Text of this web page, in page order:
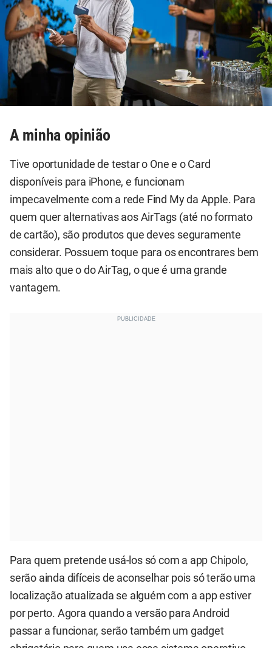
A minha opinião
Tive oportunidade de testar o One e o Card
disponíveis para iPhone, e funcionam
impecavelmente com a rede Find My da Apple. Para
quem quer alternativas aos AirTags (até no formato
de cartão), são produtos que deves seguramente
considerar. Possuem toque para os encontrares bem
mais alto que o do AirTag, o que é uma grande
vantagem.
Para quem pretende usá-los só com a app Chipolo,
serão ainda difíceis de aconselhar pois só terão uma
localização atualizada se alguém com a app estiver
por perto. Agora quando a versão para Android
passar a funcionar, serão também um gadget